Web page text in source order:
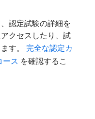
認定試験の詳細を
クセスしたり、試
す。 完全な認定カ
ス
を確認するこ